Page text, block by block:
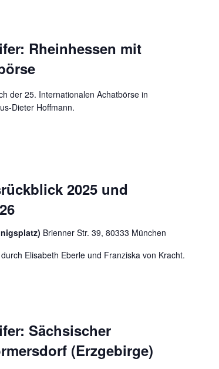
Rheinhessen mit
der 25. Internationalen Achatbörse in
Dieter Hoffmann.
2025 und
Brienner Str. 39, 80333 München
Elisabeth Eberle und Franziska von Kracht.
Sächsischer
(Erzgebirge)